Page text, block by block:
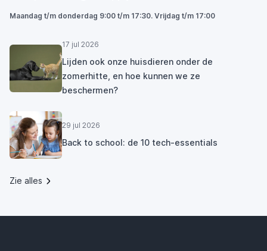
Maandag t/m donderdag 9:00 t/m 17:30. Vrijdag t/m 17:00
17 jul 2026
Lijden ook onze huisdieren onder de
zomerhitte, en hoe kunnen we ze
beschermen?
29 jul 2026
Back to school: de 10 tech-essentials
Zie alles